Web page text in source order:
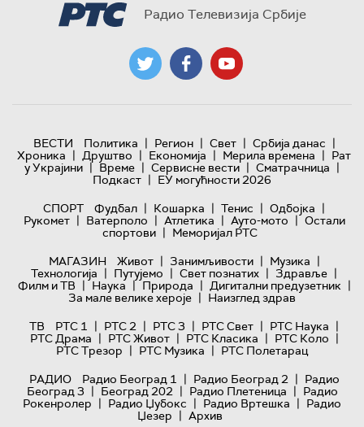
Радио Телевизија Србије
ВЕСТИ Политика | Регион | Свет | Србија данас |
Хроника | Друштво | Економија | Мерила времена | Рат
у Украјини | Време | Сервисне вести | Сматрачница |
Подкаст | ЕУ могућности 2026
СПОРТ
Фудбал | Кошарка | Тенис | Одбојка |
Рукомет | Ватерполо | Атлетика | Ауто-мото | Остали
спортови | Меморијал РТС
МАГАЗИН
Живот | Занимљивости | Музика |
Технологијa | Путујемо | Свет познатих | Здравље |
Филм и ТВ | Наука | Природа | Дигитални предузетник |
За мале велике хероје | Наизглед здрав
ТВ
РТС 1 | РТС 2 | РТС 3 | РТС Свет | РТС Наука |
РТС Драма | РТС Живот | РТС Класика | РТС Коло |
РТС Трезор | РТС Музика | РТС Полетарац
РАДИО
Радио Београд 1 | Радио Београд 2 | Радио
Београд 3 | Београд 202 | Радио Плетеница | Радио
Рокенролер | Радио Џубокс | Радио Вртешка | Радио
Џезер | Архив